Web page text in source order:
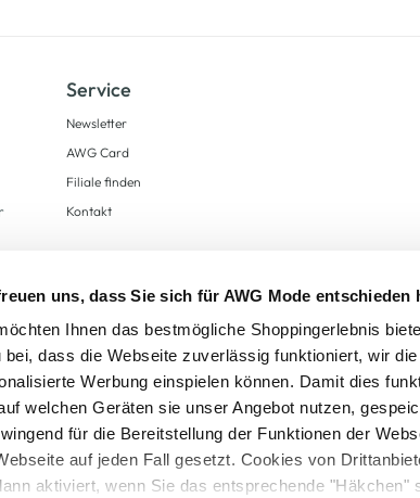
uns, dass Sie sich für AWG Mode entschieden
Ihnen das bestmögliche Shoppingerlebnis
bei, dass die Webseite zuverlässig funktioniert, wir
Werbung einspielen können. Damit dies
welchen Geräten sie unser Angebot nutzen,
für die Bereitstellung der Funktionen der
auf jeden Fall gesetzt. Cookies von
aktiviert, wenn Sie das entsprechende "Häkchen"
Service
Newsletter
AWG Card
Filiale finden
Kontakt